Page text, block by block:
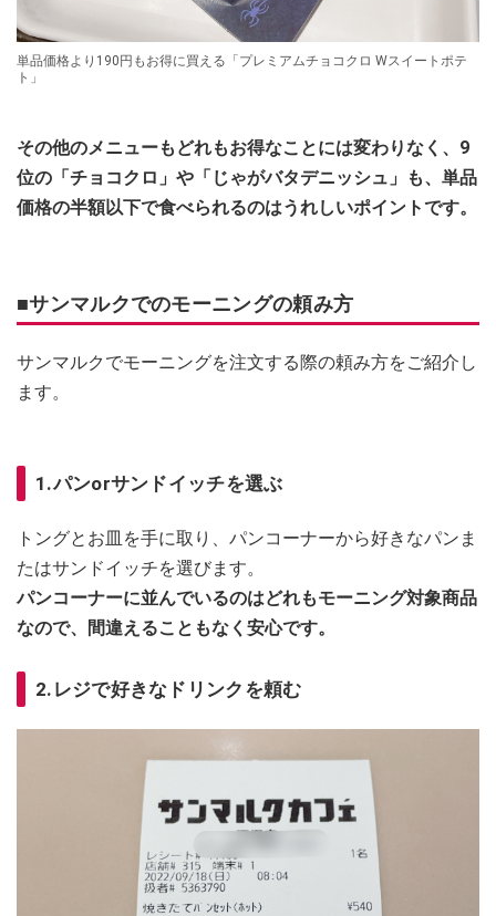
単品価格より190円もお得に買える「プレミアムチョコクロ Wスイートポテ
ト」
その他のメニューもどれもお得なことには変わりなく、9
位の「チョコクロ」や「じゃがバタデニッシュ」も、単品
価格の半額以下で食べられるのはうれしいポイントです。
■サンマルクでのモーニングの頼み方
サンマルクでモーニングを注文する際の頼み方をご紹介し
ます。
1.パンorサンドイッチを選ぶ
トングとお皿を手に取り、パンコーナーから好きなパンま
たはサンドイッチを選びます。
パンコーナーに並んでいるのはどれもモーニング対象商品
なので、間違えることもなく安心です。
2.レジで好きなドリンクを頼む